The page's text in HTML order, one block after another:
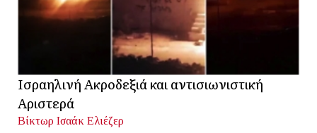
Ισραηλινή Ακροδεξιά και αντισιωνιστική
Αριστερά
Βίκτωρ Ισαάκ Ελιέζερ